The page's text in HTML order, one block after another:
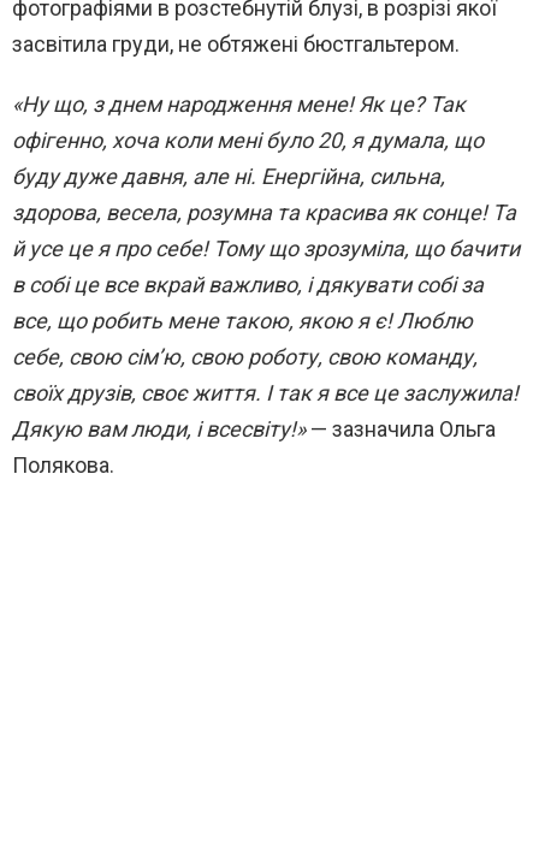
фотографіями в розстебнутій блузі, в розрізі якої
засвітила груди, не обтяжені бюстгальтером.
«Ну що, з днем ​​народження мене! Як це? Так
офігенно, хоча коли мені було 20, я думала, що
буду дуже давня, але ні. Енергійна, сильна,
здорова, весела, розумна та красива як сонце! Та
й усе це я про себе! Тому що зрозуміла, що бачити
в собі це все вкрай важливо, і дякувати собі за
все, що робить мене такою, якою я є! Люблю
себе, свою сім’ю, свою роботу, свою команду,
своїх друзів, своє життя. І так я все це заслужила!
Дякую вам люди, і всесвіту!»— зазначила Ольга
Полякова.